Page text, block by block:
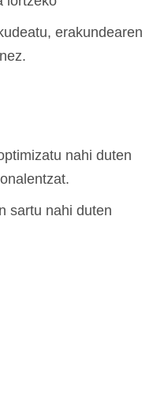
erakundearen
nahi duten
sartu nahi duten